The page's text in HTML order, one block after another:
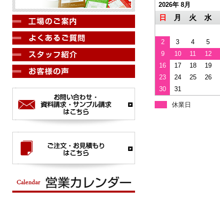
2026年 8月
日 月 火 水
2 3 4
5
9
10 11
12
16
17 18
19
23
24 25
26
30
31
休業日